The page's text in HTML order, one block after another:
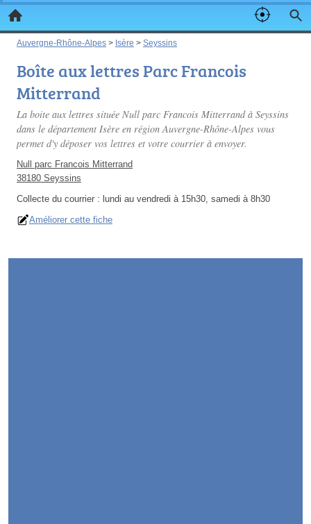
Auvergne-Rhône-Alpes > Isère > Seyssins
Boîte aux lettres Parc Francois
Mitterrand
La boite aux lettres située Null parc Francois Mitterrand à Seyssins
dans le département Isère en région Auvergne-Rhône-Alpes vous
permet d'y déposer vos lettres et votre courrier à envoyer.
Null parc Francois Mitterrand
38180 Seyssins
Collecte du courrier : lundi au vendredi à 15h30, samedi à 8h30
Améliorer cette fiche